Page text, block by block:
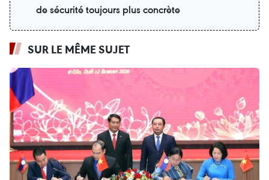
de sécurité toujours plus concrète
SUR LE MÊME SUJET